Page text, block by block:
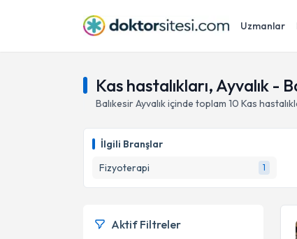
Uzmanlar
Kas hastalıkları, Ayvalık -
BalıkesirAyvalıkiçinde toplam 10 Kas
İlgili Branşlar
Fizyoterapi
1
Aktif Filtreler